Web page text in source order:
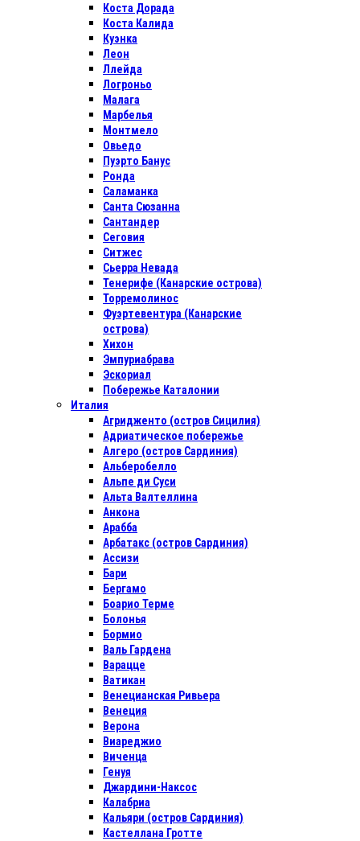
Коста Дорада
Коста Калида
Куэнка
Леон
Ллейда
Логроньо
Малага
Марбелья
Монтмело
Овьедо
Пуэрто Банус
Ронда
Саламанка
Санта Сюзанна
Сантандер
Сеговия
Ситжес
Сьерра Невада
Тенерифе (Канарские острова)
Торремолинос
Фуэртевентура (Канарские
острова)
Хихон
Эмпуриабрава
Эскориал
Побережье Каталонии
Италия
Агридженто (остров Сицилия)
Адриатическое побережье
Алгеро (остров Сардиния)
Альберобелло
Альпе ди Суси
Альта Валтеллина
Анкона
Арабба
Арбатакс (остров Сардиния)
Ассизи
Бари
Бергамо
Боарио Терме
Болонья
Бормио
Валь Гардена
Варацце
Ватикан
Венецианская Ривьера
Венеция
Верона
Виареджио
Виченца
Генуя
Джардини-Наксос
Калабриа
Кальяри (остров Сардиния)
Кастеллана Гротте